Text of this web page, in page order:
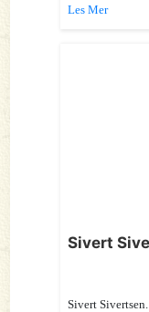
Les Mer
Sivert
Sivert